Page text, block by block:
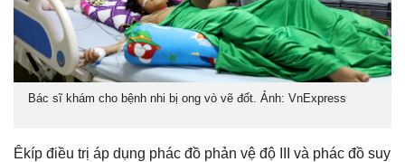
Bác sĩ khám cho bệnh nhi bị ong vò vẽ đốt. Ảnh: VnExpress
Êkíp điều trị áp dụng phác đồ phản vệ độ III và phác đồ suy